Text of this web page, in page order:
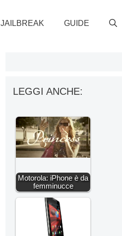
JAILBREAK GUIDE
LEGGI ANCHE:
Motorola: iPhone è da
femminucce